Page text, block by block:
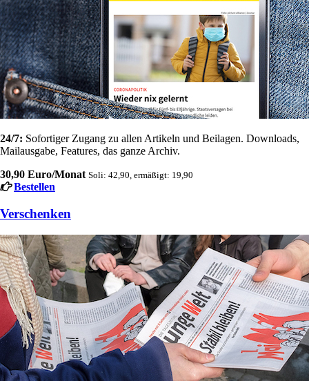
24/7: Sofortiger Zugang zu allen Artikeln und Beilagen. Downloads,
Mailausgabe, Features, das ganze Archiv.
30,90 Euro/Monat Soli: 42,90, ermäßigt: 19,90
Bestellen
Verschenken